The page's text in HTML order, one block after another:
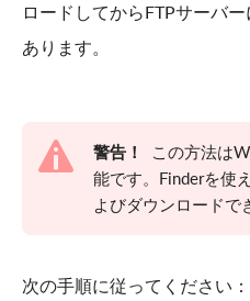
ロードしてからFTPサーバ
あります。
警告！
この方法は
能です。Finderを使
よびダウンロードで
次の手順に従ってください：